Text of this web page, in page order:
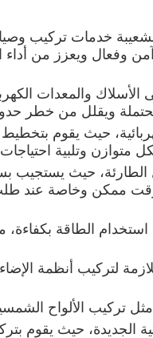
خدمات تركيب
وفعال ويعزز من أداء
والمعدات
ويقلل من خطر
حيث يقوم بتخطيط
وتلبية احتياجات
حيث يستجيب
ممكن وخاصة عند طلب
الطاقة بكفاءة،
لتركيب أنظمة
تركيب الألواح
الجديدة، حيث يقوم